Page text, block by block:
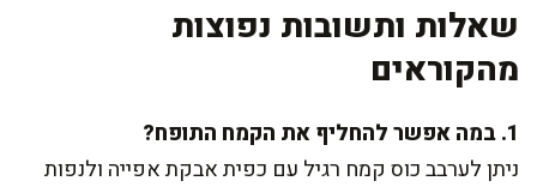
שאלות ותשובות נפוצות
מהקוראים
1. במה אפשר להחליף את הקמח התופח?
ניתן לערבב כוס קמח רגיל עם כפית אבקת אפייה ולנפות